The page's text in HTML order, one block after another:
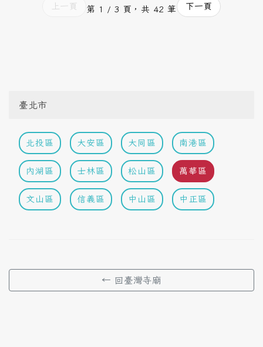
上一頁 第 1 / 3 頁，共 42 筆 下一頁
臺北市
北投區 大安區 大同區 南港區
內湖區 士林區 松山區 萬華區
文山區 信義區 中山區 中正區
← 回臺灣寺廟